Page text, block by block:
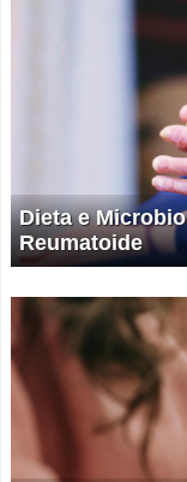
Dieta e
Reumatoide